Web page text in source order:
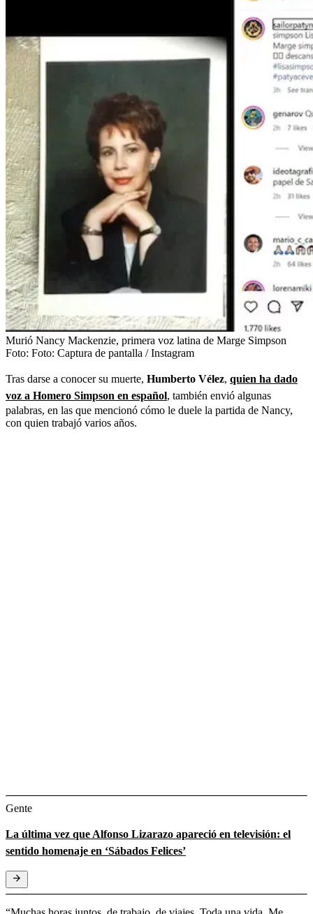
Murió Nancy Mackenzie, primera voz latina de Marge Simpson
Foto: Foto: Captura de pantalla / Instagram
Tras darse a conocer su muerte, Humberto Vélez, quien ha dado
voz a Homero Simpson en español, también envió algunas
palabras, en las que mencionó cómo le duele la partida de Nancy,
con quien trabajó varios años.
Gente
La última vez que Alfonso Lizarazo apareció en televisión: el
sentido homenaje en ‘Sábados Felices’